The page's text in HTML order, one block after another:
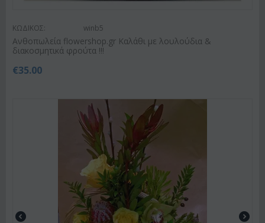
ΚΩΔΙΚΟΣ: winb5
Ανθοπωλεία flowershop.gr Καλάθι με λουλούδια &
διακοσμητικά φρούτα !!!
€35.00